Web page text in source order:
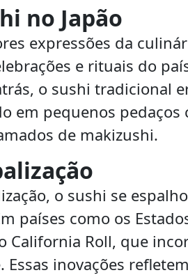
no Japão
expressões da
e rituais do
o sushi tradicional
em pequenos
de makizushi.
o sushi se
países como os
California Roll, que
Essas inovações